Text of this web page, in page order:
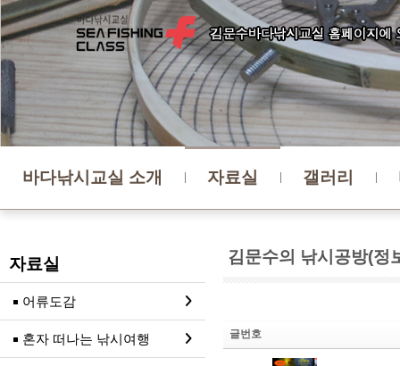
바다낚시교실 소개 자료실 갤러리
김문수의 낚시공방(정
자료실
어류도감
혼자 떠나는 낚시여행 글번호